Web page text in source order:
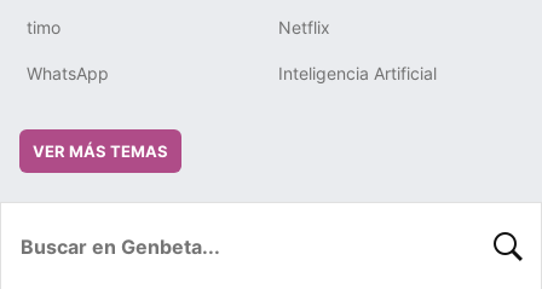
timo Netflix
WhatsApp Inteligencia Artificial
VER MÁS TEMAS